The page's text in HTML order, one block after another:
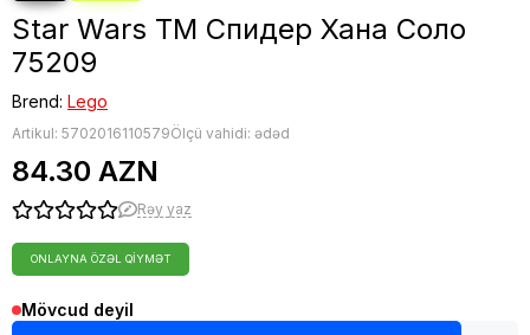
Star Wars TM Спидер Хана Cоло
75209
Brend: Lego
Artikul: 5702016110579Ölçü vahidi: ədəd
84.30 AZN
Rəy yaz
ONLAYNA ÖZƏL QIYMƏT
Mövcud deyil